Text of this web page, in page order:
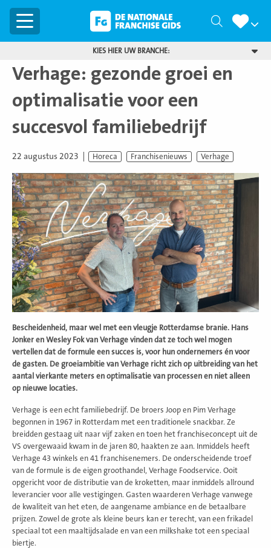
Menu Zoeken
KIES HIER UW BRANCHE:
Verhage: gezonde groei en
optimalisatie voor een
succesvol familiebedrijf
22 augustus 2023 Horeca Franchisenieuws Verhage
Bescheidenheid, maar wel met een vleugje Rotterdamse branie. Hans
Jonker en Wesley Fok van Verhage vinden dat ze toch wel mogen
vertellen dat de formule een succes is, voor hun ondernemers én voor
de gasten. De groeiambitie van Verhage richt zich op uitbreiding van het
aantal vierkante meters en optimalisatie van processen en niet alleen
op nieuwe locaties.
Verhage is een echt familiebedrijf. De broers Joop en Pim Verhage
begonnen in 1967 in Rotterdam met een traditionele snackbar. Ze
breidden gestaag uit naar vijf zaken en toen het franchiseconcept uit de
VS overgewaaid kwam in de jaren 80, haakten ze aan. Inmiddels heeft
Verhage 43 winkels en 41 franchisenemers. De onderscheidende troef
van de formule is de eigen groothandel, Verhage Foodservice. Ooit
opgericht voor de distributie van de kroketten, maar inmiddels allround
leverancier voor alle vestigingen. Gasten waarderen Verhage vanwege
de kwaliteit van het eten, de aangename ambiance en de betaalbare
prijzen. Zowel de grote als kleine beurs kan er terecht, van een frikadel
speciaal tot een maaltijdsalade en van een milkshake tot een speciaal
biertje.